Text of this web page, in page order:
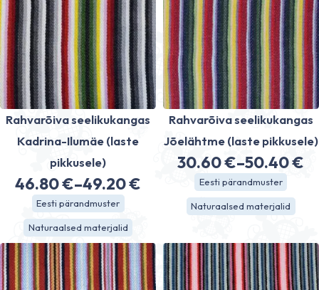
Rahvarõiva seelikukangas
Kadrina-Ilumäe (laste
pikkusele)
46.80€–49.20€
Price
range:
46.80 €
through
49.20 €
Eesti pärandmuster
Naturaalsed materjalid
Rahvarõiva seelikukangas
Jõelähtme (laste pikkusele)
30.60€–50.40€
Price
range:
30.60 €
50.40 €
Eesti pärandmuster
Naturaalsed materjalid